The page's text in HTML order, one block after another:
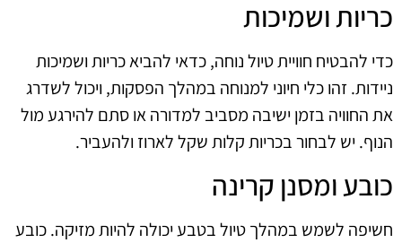
כריות ושמיכות
כדי להבטיח חוויית טיול נוחה, כדאי להביא כריות ושמיכות
ניידות. זהו כלי חיוני למנוחה במהלך הפסקות, ויכול לשדרג
את החוויה בזמן ישיבה מסביב למדורה או סתם להירגע מול
הנוף. יש לבחור בכריות קלות שקל לארוז ולהעביר.
כובע ומסנן קרינה
חשיפה לשמש במהלך טיול בטבע יכולה להיות מזיקה. כובע